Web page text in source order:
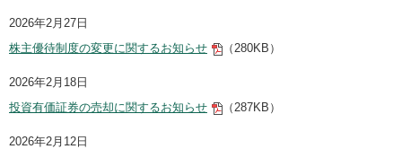
2026年2月27日
株主優待制度の変更に関するお知らせ
（280KB）
2026年2月18日
投資有価証券の売却に関するお知らせ
（287KB）
2026年2月12日